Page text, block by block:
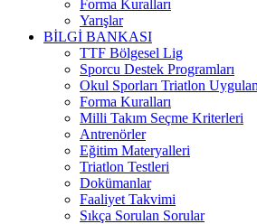
Forma Kuralları
Yarışlar
BİLGİ BANKASI
TTF Bölgesel Lig
Sporcu Destek Programları
Okul Sporları Triatlon
Forma Kuralları
Milli Takım Seçme Kriterleri
Antrenörler
Eğitim Materyalleri
Triatlon Testleri
Dokümanlar
Faaliyet Takvimi
Sıkça Sorulan Sorular